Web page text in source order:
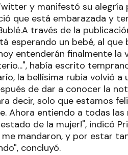
y manifestó su alegría
que está embarazada y
través de la
esperando un bebé, al que
entenderán finalmente la
había escrito
la bellísima rubia volvió
de dar a conocer la
decir, solo que estamos
Ahora entiendo a todas
de la mujer!", indicó
mandaron, y por estar
concluyó.